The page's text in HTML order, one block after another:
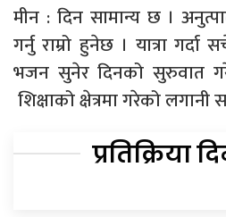
मीन : दिन सामान्य छ ।
गर्नु राम्रो हुनेछ । यात्रा
भजन सुनेर दिनको सुरुवात
शिक्षाको क्षेत्रमा गरेको
प्रतिक्रिया